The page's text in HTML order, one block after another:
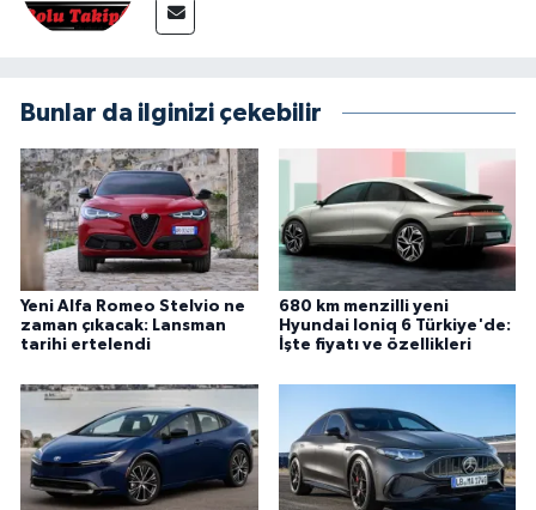
Bunlar da ilginizi çekebilir
Yeni Alfa Romeo Stelvio ne
zaman çıkacak: Lansman
tarihi ertelendi
680 km menzilli yeni
Hyundai Ioniq 6 Türkiye'de:
İşte fiyatı ve özellikleri